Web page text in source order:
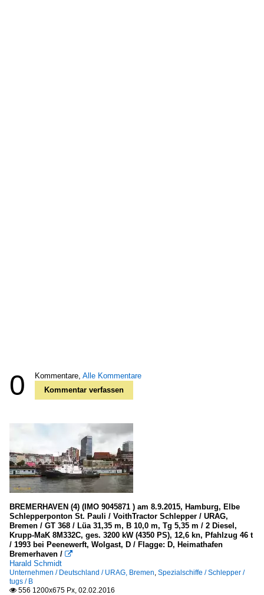
0 Kommentare, Alle Kommentare
Kommentar verfassen
BREMERHAVEN (4) (IMO 9045871 ) am 8.9.2015, Hamburg, Elbe
Schlepperponton St. Pauli / VoithTractor Schlepper / URAG,
Bremen / GT 368 / Lüa 31,35 m, B 10,0 m, Tg 5,35 m / 2 Diesel,
Krupp-MaK 8M332C, ges. 3200 kW (4350 PS), 12,6 kn, Pfahlzug 46 t
/ 1993 bei Peenewerft, Wolgast, D / Flagge: D, Heimathafen
Bremerhaven / 
Harald Schmidt
Unternehmen / Deutschland / URAG, Bremen, Spezialschiffe / Schlepper /
tugs / B
 556 1200x675 Px, 02.02.2016